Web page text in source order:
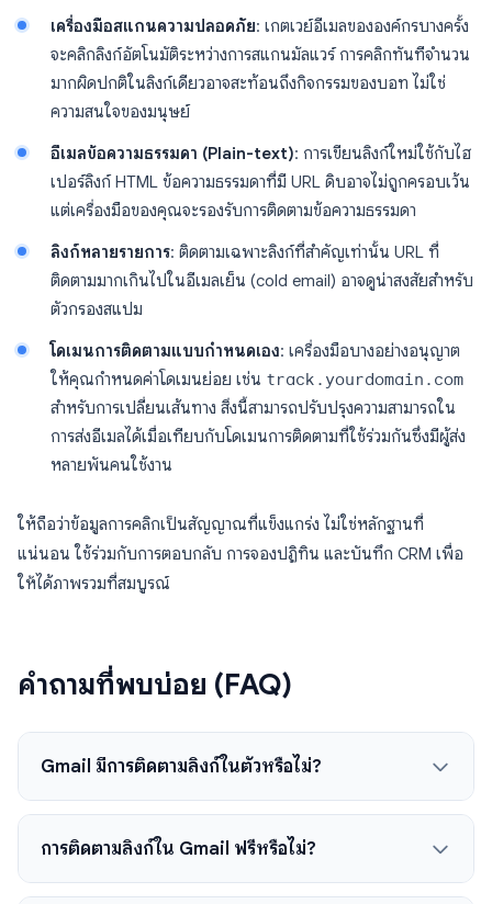
เครื่องมือสแกนความปลอดภัย: เกตเวย์อีเมลขององค์กรบางครั้ง
จะคลิกลิงก์อัตโนมัติระหว่างการสแกนมัลแวร์ การคลิกทันทีจำนวน
มากผิดปกติในลิงก์เดียวอาจสะท้อนถึงกิจกรรมของบอท ไม่ใช่
ความสนใจของมนุษย์
อีเมลข้อความธรรมดา (Plain-text): การเขียนลิงก์ใหม่ใช้กับไฮ
เปอร์ลิงก์ HTML ข้อความธรรมดาที่มี URL ดิบอาจไม่ถูกครอบเว้น
แต่เครื่องมือของคุณจะรองรับการติดตามข้อความธรรมดา
ลิงก์หลายรายการ: ติดตามเฉพาะลิงก์ที่สำคัญเท่านั้น URL ที่
ติดตามมากเกินไปในอีเมลเย็น (cold email) อาจดูน่าสงสัยสำหรับ
ตัวกรองสแปม
โดเมนการติดตามแบบกำหนดเอง: เครื่องมือบางอย่างอนุญาต
ให้คุณกำหนดค่าโดเมนย่อย เช่น track.yourdomain.com
สำหรับการเปลี่ยนเส้นทาง สิ่งนี้สามารถปรับปรุงความสามารถใน
การส่งอีเมลได้เมื่อเทียบกับโดเมนการติดตามที่ใช้ร่วมกันซึ่งมีผู้ส่ง
หลายพันคนใช้งาน
ให้ถือว่าข้อมูลการคลิกเป็นสัญญาณที่แข็งแกร่ง ไม่ใช่หลักฐานที่
แน่นอน ใช้ร่วมกับการตอบกลับ การจองปฏิทิน และบันทึก CRM เพื่อ
ให้ได้ภาพรวมที่สมบูรณ์
คำถามที่พบบ่อย (FAQ)
Gmail มีการติดตามลิงก์ในตัวหรือไม่?
การติดตามลิงก์ใน Gmail ฟรีหรือไม่?